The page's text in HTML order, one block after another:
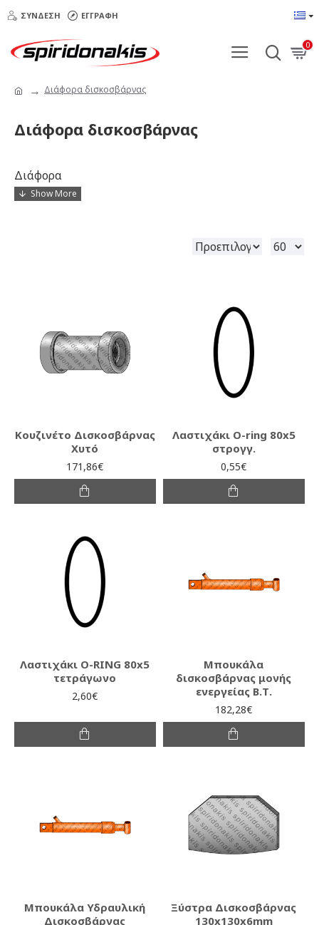
ΣΎΝΔΕΣΗ ΕΓΓΡΑΦΉ
0
Διάφορα δισκοσβάρνας
Διάφορα δισκοσβάρνας
Διάφορα
Κουζινέτο Δισκοσβάρνας
Χυτό
171,86€
Λαστιχάκι O-ring 80x5
στρογγ.
0,55€
Λαστιχάκι O-RING 80x5
τετράγωνο
2,60€
Μπουκάλα
δισκοσβάρνας μονής
ενεργείας Β.Τ.
182,28€
Μπουκάλα Υδραυλική
Δισκοσβάρνας
Ξύστρα Δισκοσβάρνας
130x130x6mm